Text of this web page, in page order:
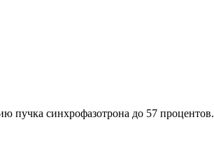
пучка синхрофазотрона до 57 процентов.